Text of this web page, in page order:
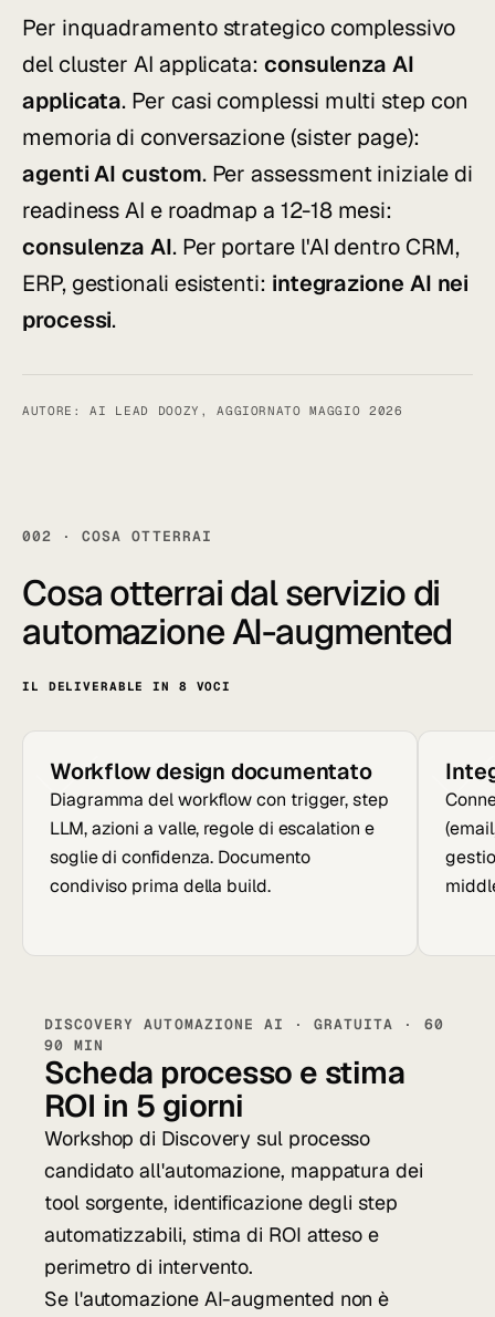
Per inquadramento strategico complessivo
del cluster AI applicata: consulenza AI
applicata. Per casi complessi multi step con
memoria di conversazione (sister page):
agenti AI custom. Per assessment iniziale di
readiness AI e roadmap a 12-18 mesi:
consulenza AI. Per portare l'AI dentro CRM,
ERP, gestionali esistenti: integrazione AI nei
processi.
AUTORE: AI LEAD DOOZY, AGGIORNATO MAGGIO 2026
002 · COSA OTTERRAI
Cosa otterrai dal servizio di
automazioneAI-augmented
IL DELIVERABLE IN 8 VOCI
Workflow design documentato
Diagramma del workflow con trigger, step
LLM, azioni a valle, regole di escalation e
soglie di confidenza. Documento
condiviso prima della build.
DISCOVERY AUTOMAZIONE AI · GRATUITA · 60
90 MIN
Scheda processo e stima
ROI in 5 giorni
Workshop di Discovery sul processo
candidato all'automazione, mappatura dei
tool sorgente, identificazione degli step
automatizzabili, stima di ROI atteso e
perimetro di intervento.
Se l'automazione AI-augmented non è